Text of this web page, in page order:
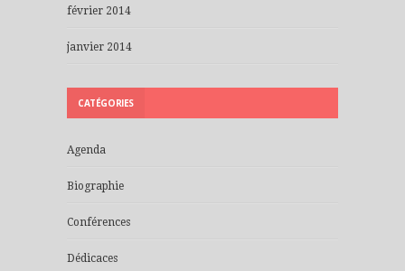
février 2014
janvier 2014
CATÉGORIES
Agenda
Biographie
Conférences
Dédicaces